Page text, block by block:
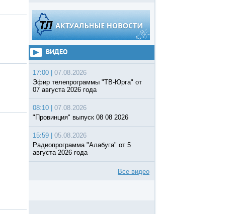
ВИДЕО
17:00 |
07.08.2026
Эфир телепрограммы "ТВ-Юрга" от
07 августа 2026 года
08:10 |
07.08.2026
"Провинция" выпуск 08 08 2026
15:59 |
05.08.2026
Радиопрограмма "Алабуга" от 5
августа 2026 года
Все видео